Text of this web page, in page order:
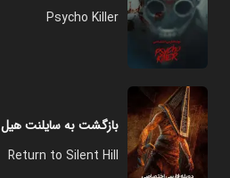
Psycho Killer
بازگشت به سایلنت هیل
Return to Silent Hill